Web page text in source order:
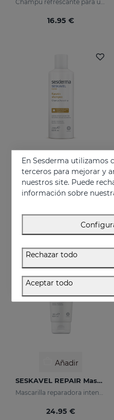
Champú refrescante para un cabello suelto y libre de caspa.
16.95 €
SESKAVEL REPAIR Champú Keratina
Reconstruye la fibra capilar y evita el encrespamiento.
14.95 €
Añadir
SESKAVEL REPAIR Mascarilla Keratina
Mascarilla reparadora intensiva que reconstruye, nutre el cabello y evita el encrespamiento.
24.95 €
En Sesderma utilizamos
terceros para mejorar y
nuestros site. Puede
información sobre
Rechazar todo
Aceptar todo